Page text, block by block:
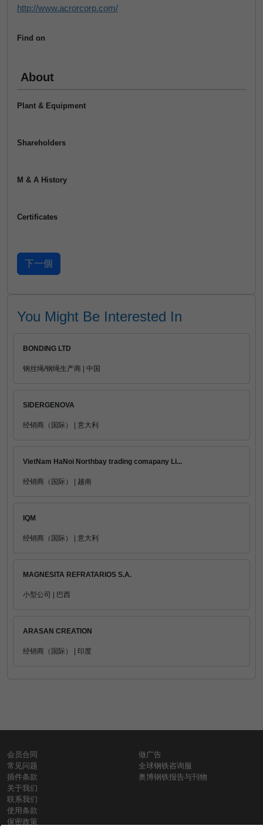
http://www.acrorcorp.com/
Find on
About
Plant & Equipment
Shareholders
M & A History
Certificates
You Might Be Interested In
BONDING LTD
钢丝绳/钢绳生产商 | 中国
SIDERGENOVA
经销商（国际） | 意大利
VietNam HaNoi Northbay trading comapany Li...
经销商（国际） | 越南
IQM
经销商（国际） | 意大利
MAGNESITA REFRATARIOS S.A.
小型公司 | 巴西
ARASAN CREATION
经销商（国际） | 印度
会员合同
常见问题
插件条款
关于我们
联系我们
使用条款
保密政策
做广告
全球钢铁咨询服
奥博钢铁报告与刊物